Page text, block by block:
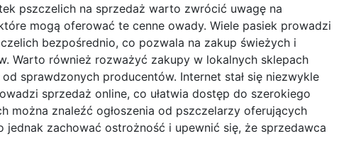
pszczelich na sprzedaż warto zwrócić uwagę na
mogą oferować te cenne owady. Wiele pasiek prowadzi
bezpośrednio, co pozwala na zakup świeżych i
Warto również rozważyć zakupy w lokalnych sklepach
sprawdzonych producentów. Internet stał się niezwykle
sprzedaż online, co ułatwia dostęp do szerokiego
znaleźć ogłoszenia od pszczelarzy oferujących
zachować ostrożność i upewnić się, że sprzedawca